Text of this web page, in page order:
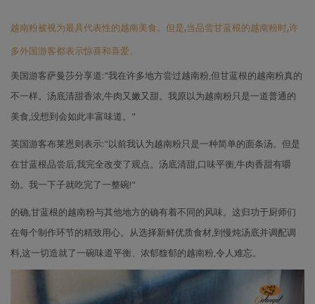
越南粉被视为最具代表性的越南美食。但是,当品尝甘蓝根的越南粉时,许
多外国游客都表示惊喜和喜爱。
美国游客萨曼莎分享道:"我在许多地方尝过越南粉,但甘蓝根的越南粉真的
不一样。汤底清甜香浓,牛肉又嫩又甜。我原以为越南粉只是一道普通的
美食,没想到会如此丰富味道。"
英国游客布莱恩则表示:"以前我认为越南粉只是一种简单的面条汤。但是
在甘蓝根品尝后,我完全改变了观点。汤底清甜,口味平衡,牛肉香甜有嚼
劲。我一下子就吃完了一整碗!"
的确,甘蓝根的越南粉与其他地方的确有着不同的风味。这归功于厨师们
在每个制作环节的精致用心。从选择新鲜优质食材,到慢炖汤底并调配调
料,这一切造就了一碗味道平衡、浓郁馥郁的越南粉,令人难忘。